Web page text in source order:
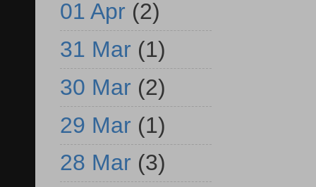
01 Apr (2)
31 Mar (1)
30 Mar (2)
29 Mar (1)
28 Mar (3)